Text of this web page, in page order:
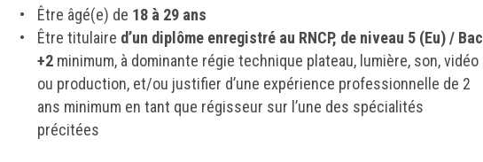
Être âgé(e) de 18 à 29 ans
Être titulaire d’un diplôme enregistré au RNCP, de niveau 5 (Eu) / Bac
+2 minimum, à dominante régie technique plateau, lumière, son, vidéo
ou production, et/ou justifier d’une expérience professionnelle de 2
ans minimum en tant que régisseur sur l’une des spécialités
précitées